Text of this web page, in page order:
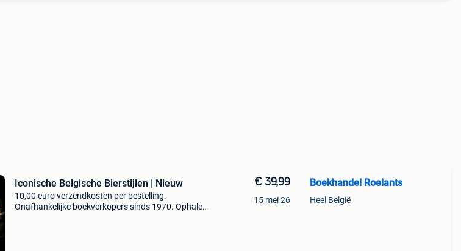
Iconische Belgische Bierstijlen | Nieuw
10,00 euro verzendkosten per bestelling.
Onafhankelijke boekverkopers sinds 1970. Ophalen
€ 39,99
15 mei 26
Boekhandel Roelants
Heel België